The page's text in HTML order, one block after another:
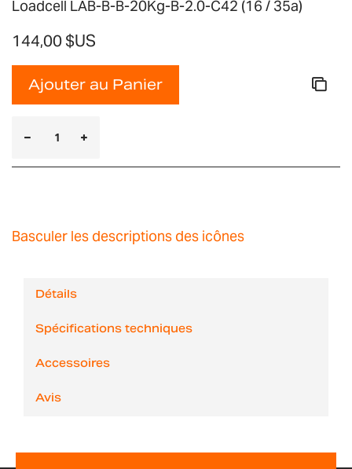
Loadcell LAB-B-B-20Kg-B-2.0-C42 (16 / 35a)
144,00 $US
Ajouter au Panier
Basculer les descriptions des icônes
Détails
Spécifications techniques
Accessoires
Avis